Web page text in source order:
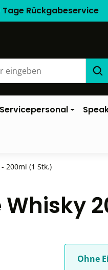
Tage Rückgabeservice
Servicepersonal
200ml (1 Stk.)
Ohne